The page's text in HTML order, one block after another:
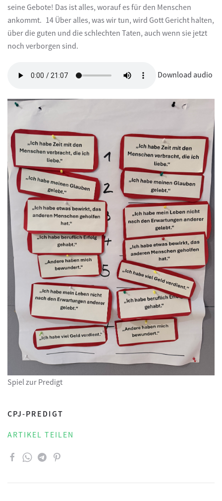
seine Gebote! Das ist alles, worauf es für den Menschen
ankommt. 14 Über alles, was wir tun, wird Gott Gericht halten,
über die guten und die schlechten Taten, auch wenn sie jetzt
noch verborgen sind.
Download audio
Spiel zur Predigt
CPJ-PREDIGT
ARTIKEL TEILEN